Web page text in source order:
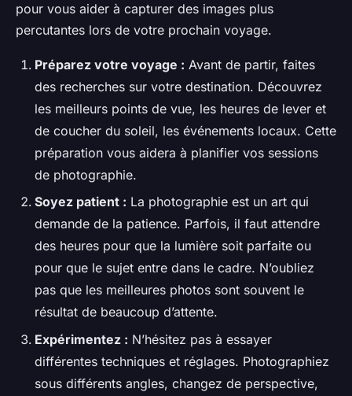
pour vous aider à capturer des images plus
percutantes lors de votre prochain voyage.
Préparez votre voyage : Avant de partir, faites
des recherches sur votre destination. Découvrez
les meilleurs points de vue, les heures de lever et
de coucher du soleil, les événements locaux. Cette
préparation vous aidera à planifier vos sessions
de photographie.
Soyez patient : La photographie est un art qui
demande de la patience. Parfois, il faut attendre
des heures pour que la lumière soit parfaite ou
pour que le sujet entre dans le cadre. N’oubliez
pas que les meilleures photos sont souvent le
résultat de beaucoup d’attente.
Expérimentez : N’hésitez pas à essayer
différentes techniques et réglages. Photographiez
sous différents angles, changez de perspective,